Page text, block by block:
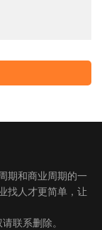
期和商业周期的一
找人才更简单，让
联系删除。